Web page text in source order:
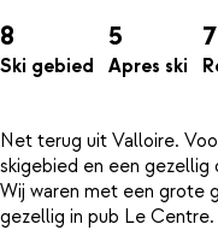
8
Ski gebied
5
Apres ski
7
Net terug uit Valloire.
skigebied en een
Wij waren met een grote
gezellig in pub Le